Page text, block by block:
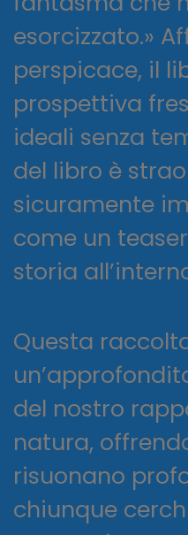
esorcizzato.»
perspicace, il
prospettiva
ideali senza
del libro è
sicuramente
come un
storia
Questa
del nostro
natura,
risuonano
chiunque